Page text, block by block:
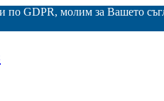
по GDPR, молим за Вашето